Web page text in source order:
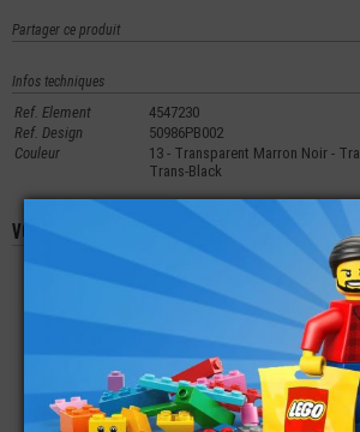
Partager ce produit
Infos techniques
Ref. Element
4547230
Ref. Design
50986PB002
Couleur
13 - Transparent Marron Noir -
Trans-Black
Vous aimerez aussi les produits
LEGO® ACCESSOIRE
MINI-FIGURINE ARME
PISTOLET
LEGO® ACCESSOIRE
VÉHICULE PASSAGE
DE ROUE 3X4